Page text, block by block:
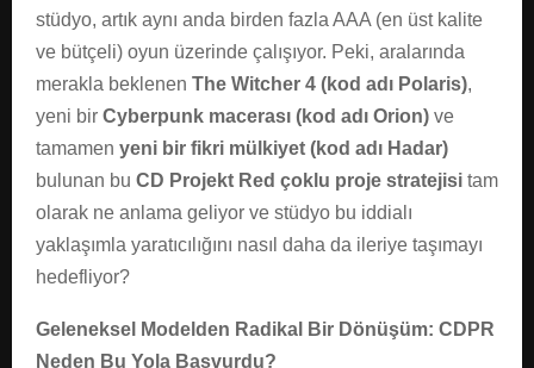
stüdyo, artık aynı anda birden fazla AAA (en üst kalite
ve bütçeli) oyun üzerinde çalışıyor. Peki, aralarında
merakla beklenen The Witcher 4 (kod adı Polaris),
yeni bir Cyberpunk macerası (kod adı Orion) ve
tamamen yeni bir fikri mülkiyet (kod adı Hadar)
bulunan bu CD Projekt Red çoklu proje stratejisi tam
olarak ne anlama geliyor ve stüdyo bu iddialı
yaklaşımla yaratıcılığını nasıl daha da ileriye taşımayı
hedefliyor?
Geleneksel Modelden Radikal Bir Dönüşüm: CDPR
Neden Bu Yola Başvurdu?